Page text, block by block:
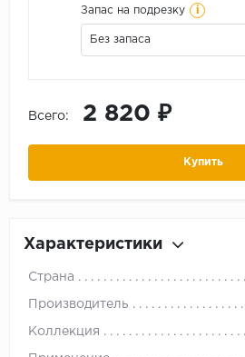
Запас на подрезку i
Без запаса
Всего: 2 820 ₽
Купить
Характеристики
Страна
Производитель
Коллекция